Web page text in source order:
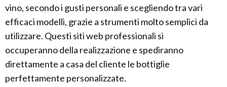
vino, secondo i gusti personali e scegliendo tra vari
efficaci modelli, grazie a strumenti molto semplici da
utilizzare. Questi siti web professionali si
occuperanno della realizzazione e spediranno
direttamente a casa del cliente le bottiglie
perfettamente personalizzate.